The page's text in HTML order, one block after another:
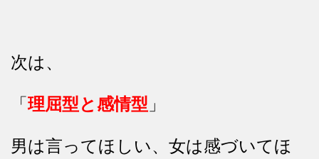
次は、
「 理屈型と感情型 」
男は言ってほしい、女は感づいてほ